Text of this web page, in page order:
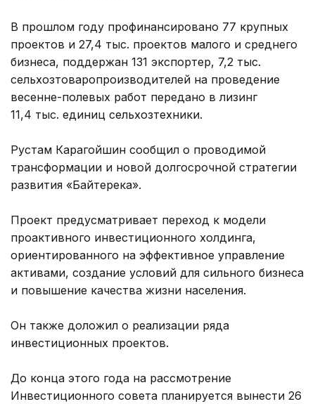
В прошлом году профинансировано 77 крупных
проектов и 27,4 тыс. проектов малого и среднего
бизнеса, поддержан 131 экспортер, 7,2 тыс.
сельхозтоваропроизводителей на проведение
весенне-полевых работ передано в лизинг
11,4 тыс. единиц сельхозтехники.
Рустам Карагойшин сообщил о проводимой
трансформации и новой долгосрочной стратегии
развития «Байтерека».
Проект предусматривает переход к модели
проактивного инвестиционного холдинга,
ориентированного на эффективное управление
активами, создание условий для сильного бизнеса
и повышение качества жизни населения.
Он также доложил о реализации ряда
инвестиционных проектов.
До конца этого года на рассмотрение
Инвестиционного совета планируется вынести 26